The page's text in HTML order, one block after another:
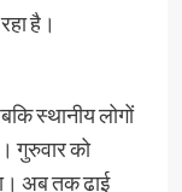
है।
स्थानीय लोगों
गुरुवार को
अब तक ढाई